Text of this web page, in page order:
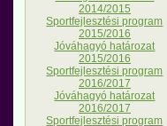
2014/2015
Sportfejlesztési program
2015/2016
Jóváhagyó határozat
2015/2016
Sportfejlesztési program
2016/2017
Jóváhagyó határozat
2016/2017
Sportfejlesztési program